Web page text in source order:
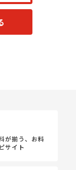
が揃う、 お料
サイト